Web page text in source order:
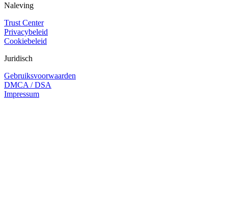
Naleving
Trust Center
Privacybeleid
Cookiebeleid
Juridisch
Gebruiksvoorwaarden
DMCA / DSA
Impressum